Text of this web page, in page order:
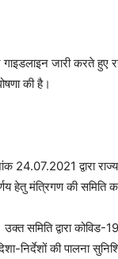
जारी करते
की है।
द्वारा
हेतु मंत्रिगण की समिति
समिति द्वारा
निर्देशों की पालना